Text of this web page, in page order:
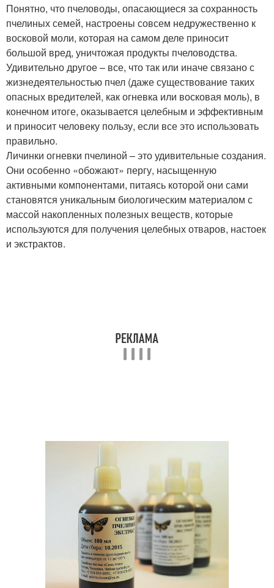
Понятно, что пчеловоды, опасающиеся за сохранность
пчелиных семей, настроены совсем недружественно к
восковой моли, которая на самом деле приносит
большой вред, уничтожая продукты пчеловодства.
Удивительно другое – все, что так или иначе связано с
жизнедеятельностью пчел (даже существование таких
опасных вредителей, как огневка или восковая моль), в
конечном итоге, оказывается целебным и эффективным
и приносит человеку пользу, если все это использовать
правильно.
Личинки огневки пчелиной – это удивительные создания.
Они особенно «обожают» пергу, насыщенную
активными компонентами, питаясь которой они сами
становятся уникальным биологическим материалом с
массой накопленных полезных веществ, которые
используются для получения целебных отваров, настоек
и экстрактов.